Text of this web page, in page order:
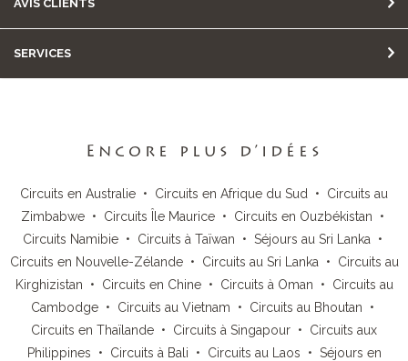
AVIS CLIENTS
SERVICES
Encore plus d’idées
Circuits en Australie • Circuits en Afrique du Sud • Circuits au
Zimbabwe• Circuits Île Maurice• Circuits en Ouzbékistan •
Circuits Namibie• Circuits à Taïwan • Séjours au Sri Lanka •
Circuits en Nouvelle-Zélande• Circuits au Sri Lanka • Circuits au
Kirghizistan • Circuits en Chine• Circuits à Oman • Circuits au
Cambodge• Circuits au Vietnam • Circuits au Bhoutan •
Circuits en Thaïlande • Circuits à Singapour • Circuits aux
Philippines • Circuits à Bali • Circuits au Laos • Séjours en